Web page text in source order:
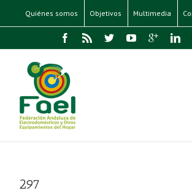
Quiénes somos Objetivos Multimedia
297